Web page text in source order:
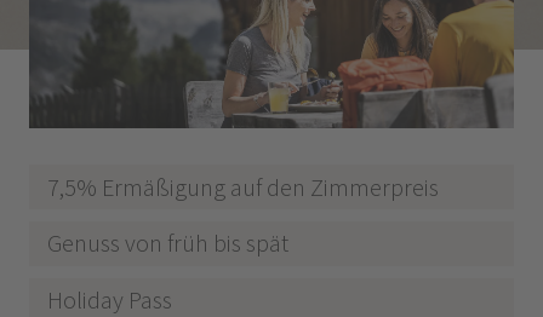
7,5% Ermäßigung auf den Zimmerpreis
Genuss von früh bis spät
Holiday Pass